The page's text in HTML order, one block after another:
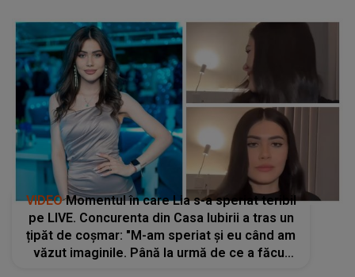
VIDEOMomentul în care Lia s-a speriat teribil
pe LIVE. Concurenta din Casa Iubirii a tras un
țipăt de coșmar: "M-am speriat și eu când am
văzut imaginile. Până la urmă de ce a făcut